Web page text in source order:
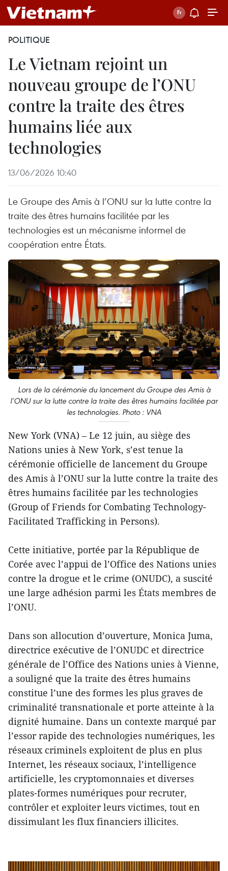
POLITIQUE
Le Vietnam rejoint un
nouveau groupe de l’ONU
contre la traite des êtres
humains liée aux
technologies
13/06/2026 10:40
Le Groupe des Amis à l’ONU sur la lutte contre la
traite des êtres humains facilitée par les
technologies est un mécanisme informel de
coopération entre États.
Lors de la cérémonie du lancement du Groupe des Amis à
l’ONU sur la lutte contre la traite des êtres humains facilitée par
les technologies. Photo : VNA
New York (VNA) – Le 12 juin, au siège des
Nations unies à New York, s’est tenue la
cérémonie officielle de lancement du Groupe
des Amis à l’ONU sur la lutte contre la traite des
êtres humains facilitée par les technologies
(Group of Friends for Combating Technology-
Facilitated Trafficking in Persons).
Cette initiative, portée par la République de
Corée avec l’appui de l’Office des Nations unies
contre la drogue et le crime (ONUDC), a suscité
une large adhésion parmi les États membres de
l’ONU.
Dans son allocution d’ouverture, Monica Juma,
directrice exécutive de l’ONUDC et directrice
générale de l’Office des Nations unies à Vienne,
a souligné que la traite des êtres humains
constitue l’une des formes les plus graves de
criminalité transnationale et porte atteinte à la
dignité humaine. Dans un contexte marqué par
l’essor rapide des technologies numériques, les
réseaux criminels exploitent de plus en plus
Internet, les réseaux sociaux, l’intelligence
artificielle, les cryptomonnaies et diverses
plates-formes numériques pour recruter,
contrôler et exploiter leurs victimes, tout en
dissimulant les flux financiers illicites.